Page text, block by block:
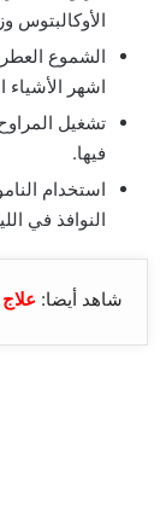
الشموع
اشهر
تشغيل
فيها.
استخدام
النوافذ في
شاهد أيضا: